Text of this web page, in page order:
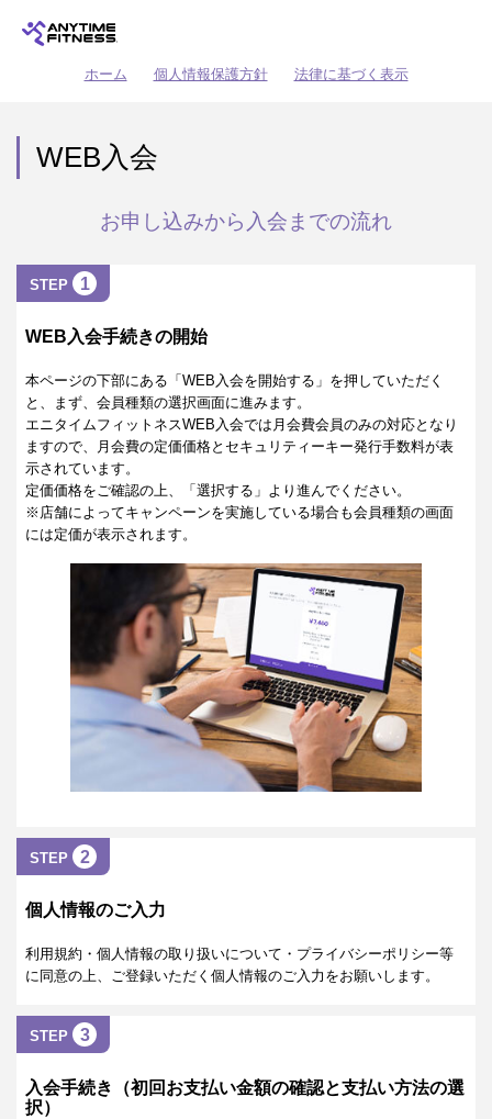
ホーム 個人情報保護方針 法律に基づく表示
WEB入会
お申し込みから入会までの流れ
STEP 1
WEB入会手続きの開始
本ページの下部にある「WEB入会を開始する」を押していただく
と、まず、会員種類の選択画面に進みます。
エニタイムフィットネスWEB入会では月会費会員のみの対応となり
ますので、月会費の定価価格とセキュリティーキー発行手数料が表
示されています。
定価価格をご確認の上、「選択する」より進んでください。
※店舗によってキャンペーンを実施している場合も会員種類の画面
には定価が表示されます。
STEP 2
個人情報のご入力
利用規約・個人情報の取り扱いについて・プライバシーポリシー等
に同意の上、ご登録いただく個人情報のご入力をお願いします。
STEP 3
入会手続き（初回お支払い金額の確認と支払い方法の選
択）